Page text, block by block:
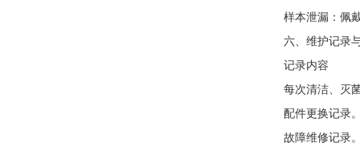
样本泄漏：佩
六、维护记录
记录内容
每次清洁、灭
配件更换记录
故障维修记录